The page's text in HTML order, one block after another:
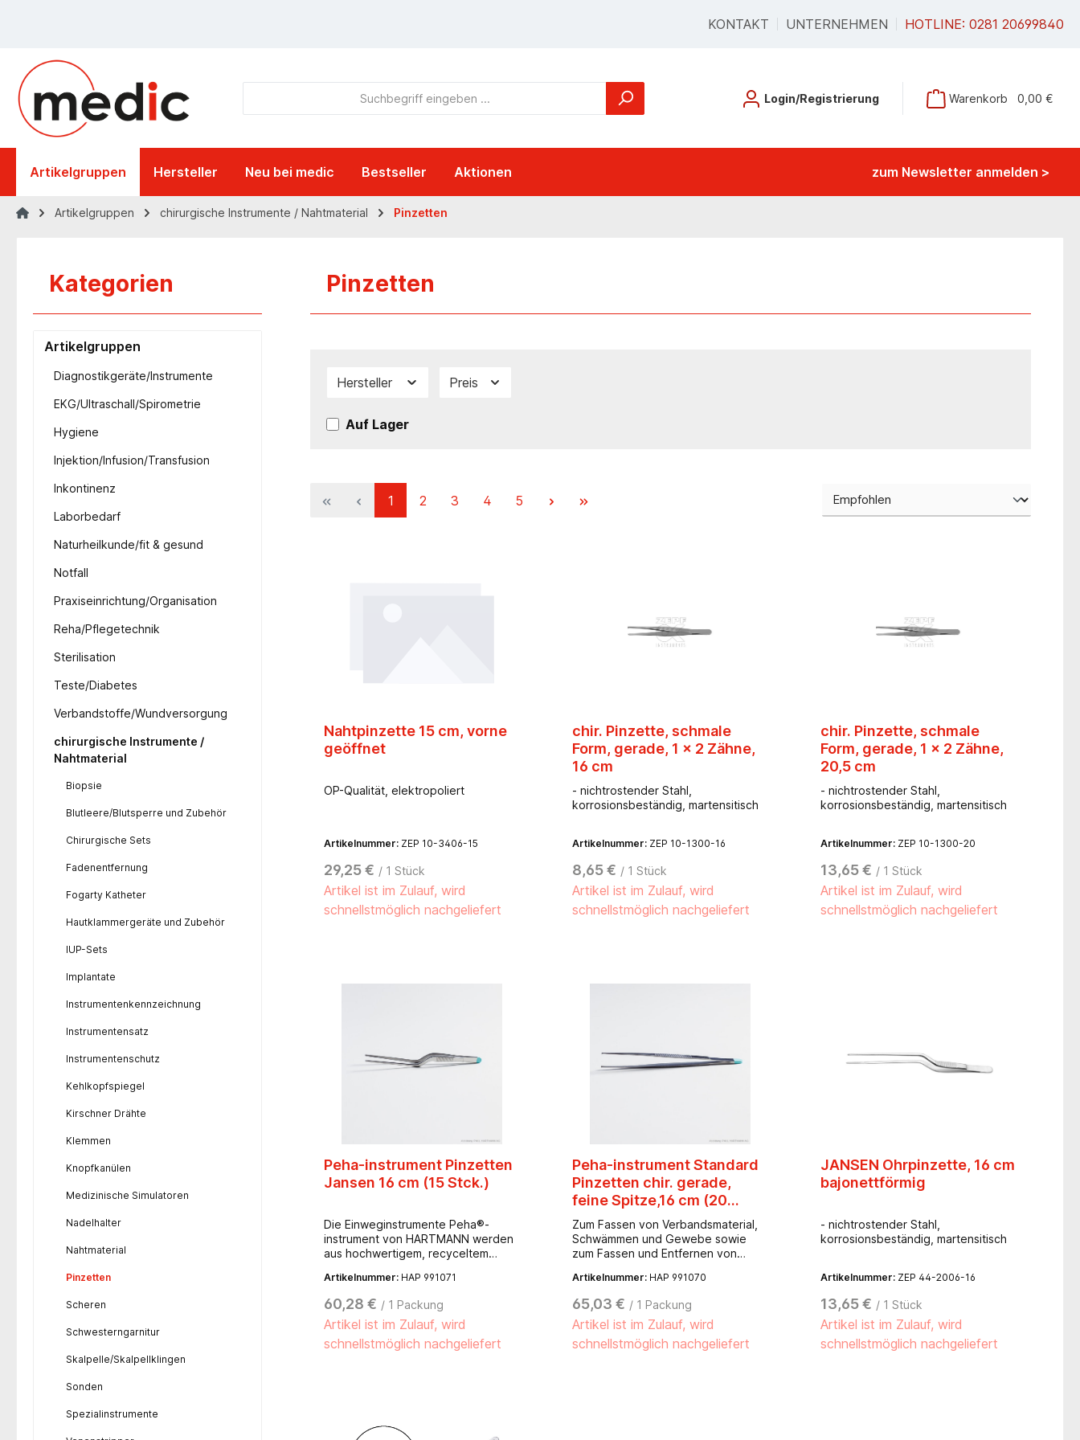
KONTAKT UNTERNEHMEN HOTLINE: 0281 20699840
Login/Registrierung Warenkorb 0,00 €
zum Newsletter anmelden >
Artikelgruppen Hersteller Neu bei medic Bestseller Aktionen
Artikelgruppen chirurgische Instrumente / Nahtmaterial Pinzetten
Kategorien
Artikelgruppen
Diagnostikgeräte/Instrumente
EKG/Ultraschall/Spirometrie
Hygiene
Injektion/Infusion/Transfusion
Inkontinenz
Laborbedarf
Naturheilkunde/fit & gesund
Notfall
Praxiseinrichtung/Organisation
Reha/Pflegetechnik
Sterilisation
Teste/Diabetes
Verbandstoffe/Wundversorgung
chirurgische Instrumente /
Nahtmaterial
Biopsie
Blutleere/Blutsperre und Zubehör
Chirurgische Sets
Fadenentfernung
Fogarty Katheter
Hautklammergeräte und Zubehör
IUP-Sets
Implantate
Instrumentenkennzeichnung
Instrumentensatz
Instrumentenschutz
Kehlkopfspiegel
Kirschner Drähte
Klemmen
Knopfkanülen
Medizinische Simulatoren
Nadelhalter
Nahtmaterial
Pinzetten
Scheren
Schwesterngarnitur
Skalpelle/Skalpellklingen
Sonden
Spezialinstrumente
Pinzetten
Hersteller Preis
Auf Lager
1 2 3 4 5
Nahtpinzette 15 cm, vorne
geöffnet
OP-Qualität, elektropoliert
Artikelnummer: ZEP 10-3406-15
29,25 € / 1 Stück
Artikel ist im Zulauf, wird
schnellstmöglich nachgeliefert
chir. Pinzette, schmale
Form, gerade, 1 x 2 Zähne,
16 cm
- nichtrostender Stahl,
korrosionsbeständig, martensitisch
Artikelnummer: ZEP 10-1300-16
8,65 € / 1 Stück
Artikel ist im Zulauf, wird
schnellstmöglich nachgeliefert
chir. Pinzette, schmale
Form, gerade, 1 x 2 Zähne,
20,5 cm
- nichtrostender Stahl,
korrosionsbeständig, martensitisch
Artikelnummer: ZEP 10-1300-20
13,65 € / 1 Stück
Artikel ist im Zulauf, wird
schnellstmöglich nachgeliefert
Peha-instrument Pinzetten
Jansen 16 cm (15 Stck.)
Die Einweginstrumente Peha®-
instrument von HARTMANN werden
aus hochwertigem, recyceltem
Zusammensetzung strengen
internationalen Normen unterliegt.
Der Edelstahl wird im
Produktionsprozess matt gebürstet
und verhindert damit sicher jegliche
störenden Reflektionen. Zugleich
sicher machen. Die Farbmarkierung
Artikelnummer: HAP 991071
60,28 € / 1 Packung
Artikel ist im Zulauf, wird
schnellstmöglich nachgeliefert
Peha-instrument Standard
Pinzetten chir. gerade,
feine Spitze,16 cm (20
Stck.)
Zum Fassen von Verbandsmaterial,
Schwämmen und Gewebe sowie
zum Fassen und Entfernen von
Einweginstrumente Peha®-
instrument von HARTMANN werden
aus hochwertigem, recyceltem
Edelstahl gefertigt, dessen
Zusammensetzung strengen
internationalen Normen unterliegt.
Artikelnummer: HAP 991070
65,03 € / 1 Packung
Artikel ist im Zulauf, wird
schnellstmöglich nachgeliefert
JANSEN Ohrpinzette, 16 cm
bajonettförmig
- nichtrostender Stahl,
korrosionsbeständig, martensitisch
Artikelnummer: ZEP 44-2006-16
13,65 € / 1 Stück
Artikel ist im Zulauf, wird
schnellstmöglich nachgeliefert